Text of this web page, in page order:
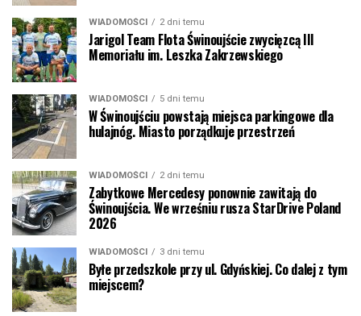
WIADOMOŚCI 2 dni temu
Jarigol Team Flota Świnoujście zwycięzcą III
Memoriału im. Leszka Zakrzewskiego
WIADOMOŚCI 5 dni temu
W Świnoujściu powstają miejsca parkingowe dla
hulajnóg. Miasto porządkuje przestrzeń
WIADOMOŚCI 2 dni temu
Zabytkowe Mercedesy ponownie zawitają do
Świnoujścia. We wrześniu rusza StarDrive Poland
2026
WIADOMOŚCI 3 dni temu
Byłe przedszkole przy ul. Gdyńskiej. Co dalej z tym
miejscem?